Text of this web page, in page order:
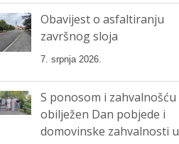
Obavijest o asfaltiranju
završnog sloja
7. srpnja 2026.
S ponosom i zahvalnošću
obilježen Dan pobjede i
domovinske zahvalnosti u